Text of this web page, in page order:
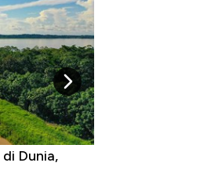
Negara yang Warganya